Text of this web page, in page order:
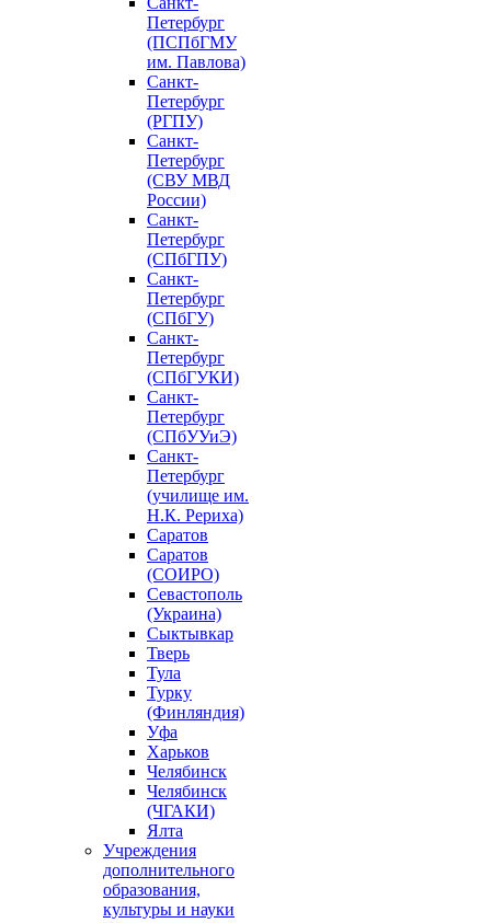
Петербург
(ПСПбГМУ
им. Павлова)
Санкт-
Петербург
(РГПУ)
Санкт-
Петербург
(СВУ МВД
России)
Санкт-
Петербург
(СПбГПУ)
Санкт-
Петербург
(СПбГУ)
Санкт-
Петербург
(СПбГУКИ)
Санкт-
Петербург
(СПбУУиЭ)
Санкт-
Петербург
(училище им.
Н.К. Рериха)
Саратов
Саратов
(СОИРО)
Севастополь
(Украина)
Сыктывкар
Тверь
Тула
Турку
(Финляндия)
Уфа
Харьков
Челябинск
Челябинск
(ЧГАКИ)
Ялта
Учреждения
дополнительного
образования,
культуры и науки